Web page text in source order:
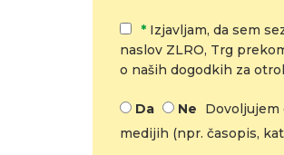
* Izjavljam, da sem
naslov ZLRO, Trg
o naših dogodkih za
Da Ne
Dovoljujem
medijih (npr. časopis,